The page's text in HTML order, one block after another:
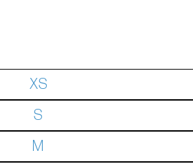
XS
S
M